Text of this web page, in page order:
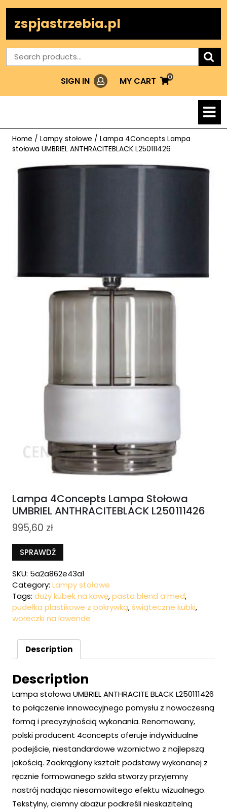
contentzspjastrzebia.pl
Search
for:
SIGN IN LoginMY CART
MY
0
Home / Lampy stołowe / Lampa 4Concepts Lampa
stołowa UMBRIEL ANTHRACITEBLACK L250111426
Lampa 4Concepts Lampa Stołowa
UMBRIEL ANTHRACITEBLACK L250111426
995,60 zł
SPRAWDŹ
SKU: 5a2a862e43a1
Category: Lampy stołowe
Tags: duży kubek na kawę,pasta blend a med,
pudełka plastikowe z pokrywką, świąteczne kubki,
woreczki na lawende
Description
Description
Lampa stołowa UMBRIEL ANTHRACITE BLACK L250111426
to połączenie innowacyjnego pomysłu z nowoczesną
formą i precyzyjnością wykonania. Renomowany,
polski producent 4concepts oferuje indywidualne
podejście, niestandardowe wzornictwo z najlepszą
jakością. Zaokrąglony kształt podstawy wykonanej z
ręcznie formowanego szkła stworzy przyjemny
nastrój nadając niesamowitego efektu wizualnego.
Tekstylny, ciemny abażur podkreśli nieskazitelną